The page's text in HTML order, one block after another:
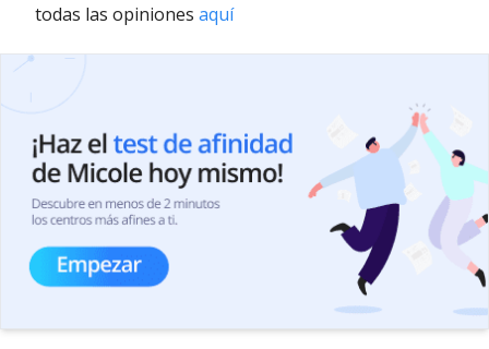
todas las opiniones aquí